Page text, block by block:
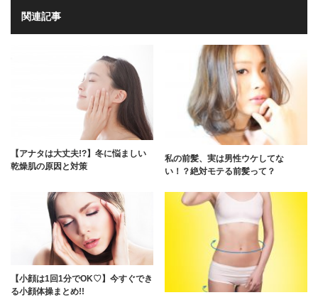
関連記事
【アナタは大丈夫!?】冬に悩ましい
乾燥肌の原因と対策
私の前髪、実は男性ウケしてな
い！？絶対モテる前髪って？
【小顔は1回1分でOK♡】今すぐでき
る小顔体操まとめ!!